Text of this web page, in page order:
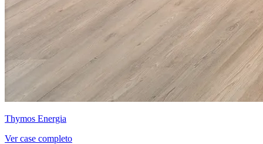
Thymos Energia
Ver case completo